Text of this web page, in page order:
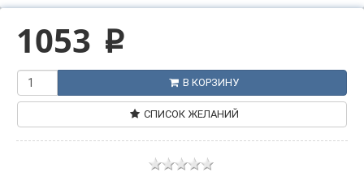
1053 p
В КОРЗИНУ
СПИСОК ЖЕЛАНИЙ